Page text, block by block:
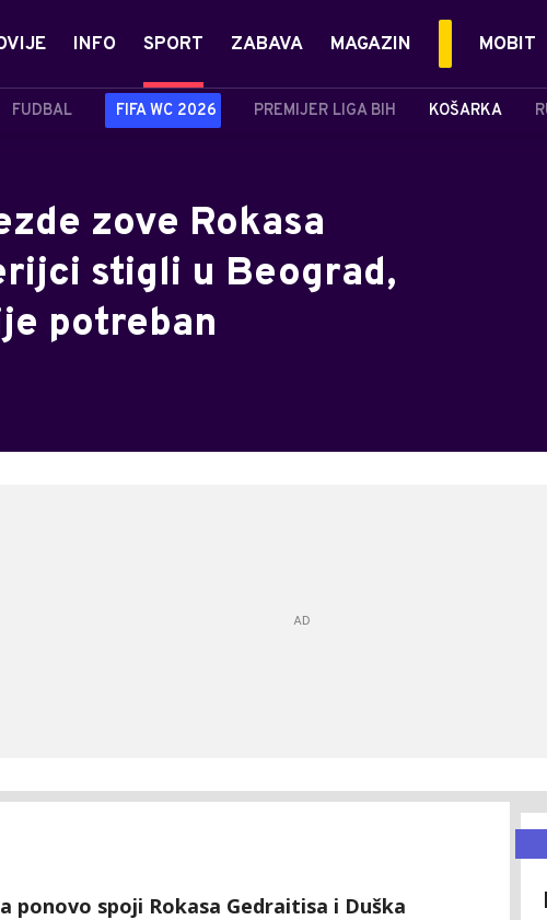
INFO SPORT
FUDBAL FIFA WC 2026 PREMIJER LIGA BIH KOŠARKA
ZABAVA MAGAZIN MOBIT
zove Rokasa
stigli u Beograd,
potreban
ponovo spoji Rokasa Gedraitisa i Duška